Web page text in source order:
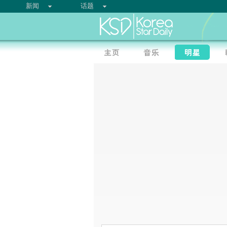
新闻 话题